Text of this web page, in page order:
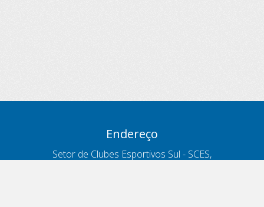
Endereço
Setor de Clubes Esportivos Sul - SCES,